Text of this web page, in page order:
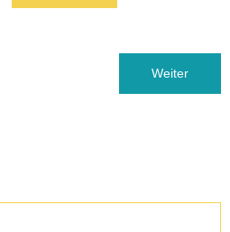
VIELE BRÜCKEN MUSST DU
Nächster
Weiter